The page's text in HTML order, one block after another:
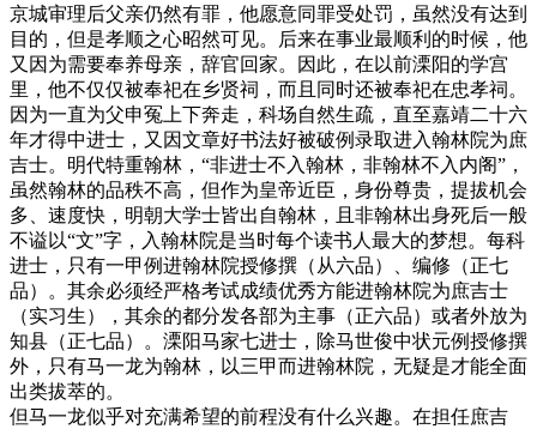
京城审理后父亲仍然有罪，他愿意同罪受处罚，虽然没有达到
目的，但是孝顺之心昭然可见。后来在事业最顺利的时候，他
又因为需要奉养母亲，辞官回家。因此，在以前溧阳的学宫
里，他不仅仅被奉祀在乡贤祠，而且同时还被奉祀在忠孝祠。
因为一直为父申冤上下奔走，科场自然生疏，直至嘉靖二十六
年才得中进士，又因文章好书法好被破例录取进入翰林院为庶
吉士。明代特重翰林，“非进士不入翰林，非翰林不入内阁”，
虽然翰林的品秩不高，但作为皇帝近臣，身份尊贵，提拔机会
多、速度快，明朝大学士皆出自翰林，且非翰林出身死后一般
不谥以“文”字，入翰林院是当时每个读书人最大的梦想。每科
进士，只有一甲例进翰林院授修撰（从六品）、编修（正七
品）。其余必须经严格考试成绩优秀方能进翰林院为庶吉士
（实习生），其余的都分发各部为主事（正六品）或者外放为
知县（正七品）。溧阳马家七进士，除马世俊中状元例授修撰
外，只有马一龙为翰林，以三甲而进翰林院，无疑是才能全面
出类拔萃的。
但马一龙似乎对充满希望的前程没有什么兴趣。在担任庶吉